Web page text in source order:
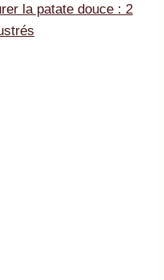
la patate douce : 2